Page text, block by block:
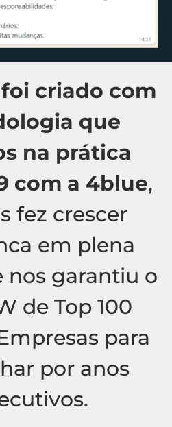
criado com
que
na prática
com a 4blue,
fez crescer
em plena
nos garantiu o
de Top 100
para
por anos